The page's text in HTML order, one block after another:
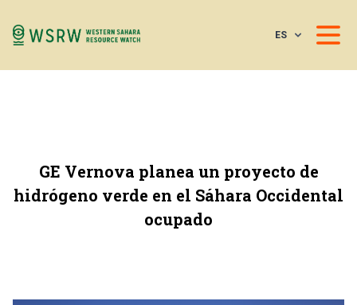
ES
GE Vernova planea un proyecto de
hidrógeno verde en el Sáhara Occidental
ocupado